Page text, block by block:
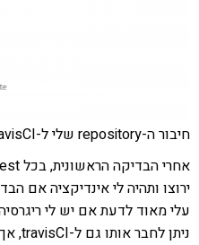
חיבור ה-repository שלי ל-TravisCI
ירוצו ותהיה לי אינדיקציה אם
ניתן לחבר אותו גם ל-travisCI, אך זה כרוך בתשלום.